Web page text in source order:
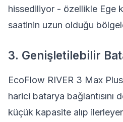
hissediliyor - özellikle Ege
saatinin uzun olduğu
3. Genişletilebilir
EcoFlow RIVER 3 Max
harici batarya bağlantısını
küçük kapasite alıp